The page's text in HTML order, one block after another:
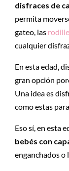
disfraces de
permita
gateo, las
cualquier
En esta edad,
gran opción
Una idea es
como estas
Eso sí, en esta
bebés con
enganchados